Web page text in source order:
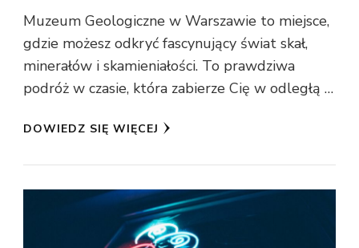
Muzeum Geologiczne w Warszawie to miejsce,
gdzie możesz odkryć fascynujący świat skał,
minerałów i skamieniałości. To prawdziwa
podróż w czasie, która zabierze Cię w odległą …
DOWIEDZ SIĘ WIĘCEJ